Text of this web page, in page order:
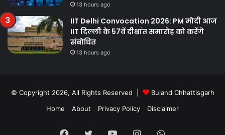
13 hours ago
IIT Delhi Convocation 2026: PM मोदी आज
IIT दिल्ली के 57वें दीक्षांत समारोह को करेंगे
संबोधित
13 hours ago
© Copyright 2026, All Rights Reserved |
Buland Chhattisgarh
Home
About Privacy Policy Disclaimer